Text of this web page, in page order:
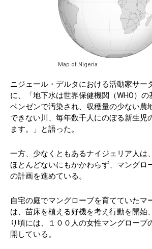
Map of Nigeria
ニジェール・デルタにおける活動家サー
に、「地下水は世界保健機関（WHO）
ベンゼンで汚染され、収穫量の少ない農
できない川、毎年数千人にのぼる新生児
ます。」と語った。
一方、少なくともあるナイジェリア人は
ほとんどないにもかかわらず、マングロ
の計画を進めている。
自宅の庭でマングローブを育てていたマ
は、苗床を植える好機を考え行動を開始
り頃には、１００人の女性マングローブ
開している。